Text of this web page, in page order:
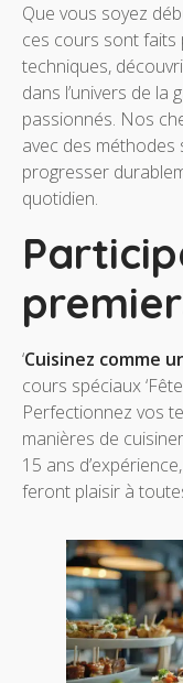
Que vous soyez
ces cours sont faits
techniques,
dans l’univers de
passionnés. Nos
avec des méthodes
progresser
quotidien.
‘Cuisinez comme
cours spéciaux
Perfectionnez vos
manières de
15 ans
feront plaisir à